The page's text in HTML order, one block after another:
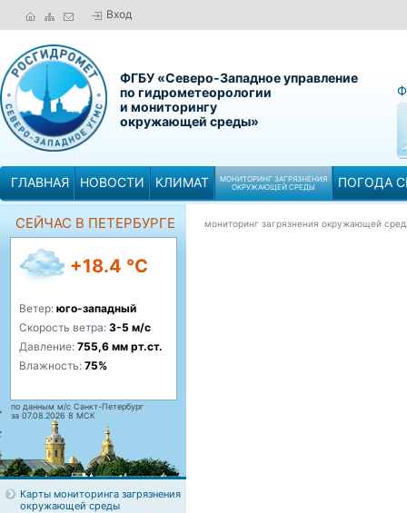
Вход
ФГБУ «Северо-Западное управление
по гидрометеорологии
и мониторингу
окружающей среды»
ГЛАВНАЯ НОВОСТИ КЛИМАТ
МОНИТОРИНГ ЗАГРЯЗНЕНИЯ
ОКРУЖАЮЩЕЙ СРЕДЫ
ПОГОДА
СЕЙЧАС В ПЕТЕРБУРГЕ
+18.4 °C
Ветер: юго-западный
Скорость ветра: 3-5 м/с
Давление: 755,6 мм рт.ст.
Влажность: 75%
по данным м/с Санкт-Петербург
за 07.08.2026 8 МСК
Карты мониторинга загрязнения
окружающей среды
мониторинг загрязнения окружающей